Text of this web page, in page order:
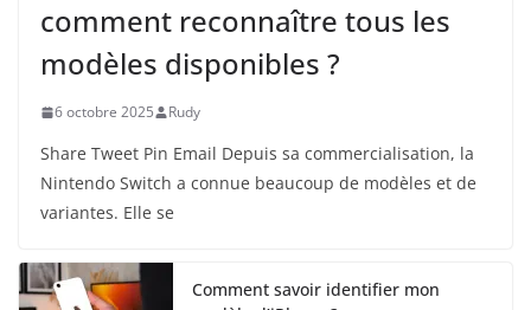
comment reconnaître tous les
modèles disponibles ?
6 octobre 2025 Rudy
Share Tweet Pin Email Depuis sa commercialisation, la
Nintendo Switch a connue beaucoup de modèles et de
variantes. Elle se
Comment savoir identifier mon